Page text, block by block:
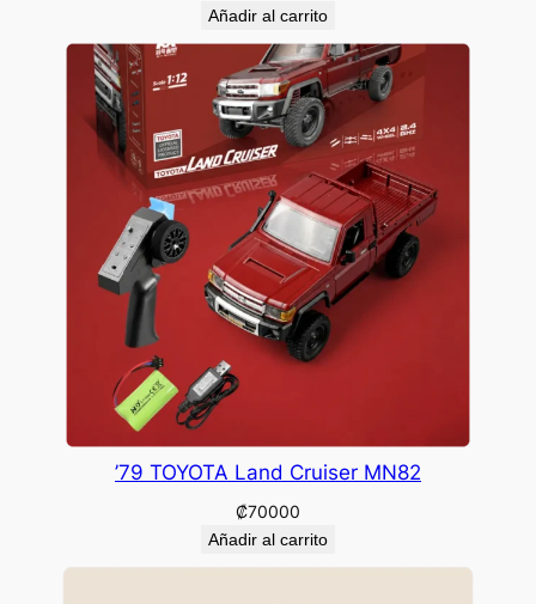
Añadir al carrito
’79 TOYOTA Land Cruiser MN82
₡70000
Añadir al carrito